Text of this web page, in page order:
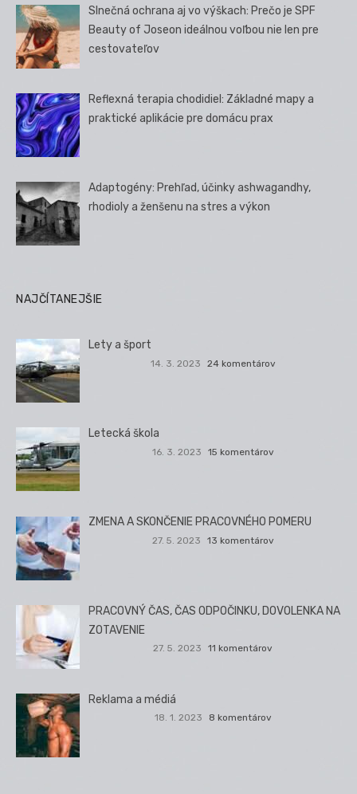
Slnečná ochrana aj vo výškach: Prečo je SPF
Beauty of Joseon ideálnou voľbou nie len pre
cestovateľov
Reflexná terapia chodidiel: Základné mapy a
praktické aplikácie pre domácu prax
Adaptogény: Prehľad, účinky ashwagandhy,
rhodioly a ženšenu na stres a výkon
NAJČÍTANEJŠIE
Lety a šport
14. 3. 2023 24 komentárov
Letecká škola
16. 3. 2023 15 komentárov
ZMENA A SKONČENIE PRACOVNÉHO POMERU
27. 5. 2023 13 komentárov
PRACOVNÝ ČAS, ČAS ODPOČINKU, DOVOLENKA NA
ZOTAVENIE
27. 5. 2023 11 komentárov
Reklama a médiá
18. 1. 2023 8 komentárov